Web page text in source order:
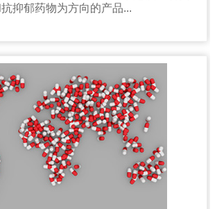
抑郁药物为方向的产品...